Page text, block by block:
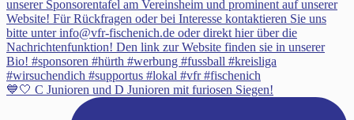
💙🤍 C Junioren und D Junioren mit furiosen Siegen!